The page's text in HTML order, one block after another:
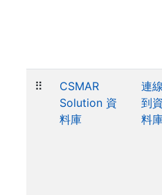
⠿
CSMAR
Solution 資
料庫
連線
到資
料